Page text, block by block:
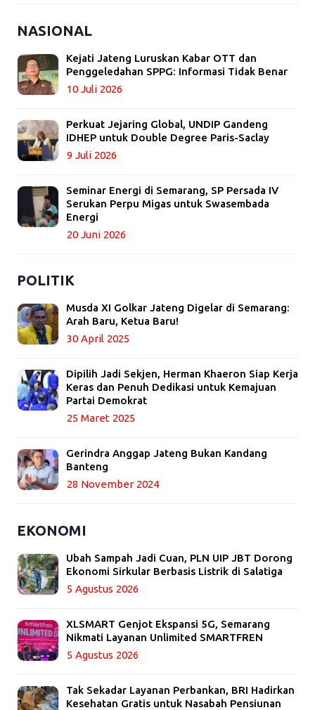
NASIONAL
Kejati Jateng Luruskan Kabar OTT dan
Penggeledahan SPPG: Informasi Tidak Benar
10 Juli 2026
Perkuat Jejaring Global, UNDIP Gandeng
IDHEP untuk Double Degree Paris-Saclay
9 Juli 2026
Seminar Energi di Semarang, SP Persada IV
Serukan Perpu Migas untuk Swasembada
Energi
20 Juni 2026
POLITIK
Musda XI Golkar Jateng Digelar di Semarang:
Arah Baru, Ketua Baru!
30 April 2025
Dipilih Jadi Sekjen, Herman Khaeron Siap Kerja
Keras dan Penuh Dedikasi untuk Kemajuan
Partai Demokrat
25 Maret 2025
Gerindra Anggap Jateng Bukan Kandang
Banteng
28 November 2024
EKONOMI
Ubah Sampah Jadi Cuan, PLN UIP JBT Dorong
Ekonomi Sirkular Berbasis Listrik di Salatiga
5 Agustus 2026
XLSMART Genjot Ekspansi 5G, Semarang
Nikmati Layanan Unlimited SMARTFREN
5 Agustus 2026
Tak Sekadar Layanan Perbankan, BRI Hadirkan
Kesehatan Gratis untuk Nasabah Pensiunan